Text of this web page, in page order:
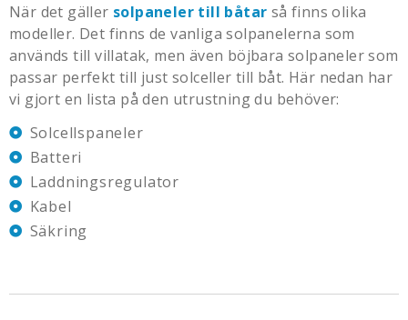
När det gäller solpaneler till båtar så finns olika
modeller. Det finns de vanliga solpanelerna som
används till villatak, men även böjbara solpaneler som
passar perfekt till just solceller till båt. Här nedan har
vi gjort en lista på den utrustning du behöver:
Solcellspaneler
Batteri
Laddningsregulator
Kabel
Säkring